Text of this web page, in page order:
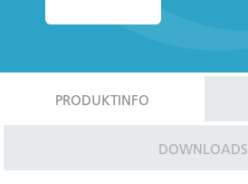
PRODUKTINFO
DOWNLOADS